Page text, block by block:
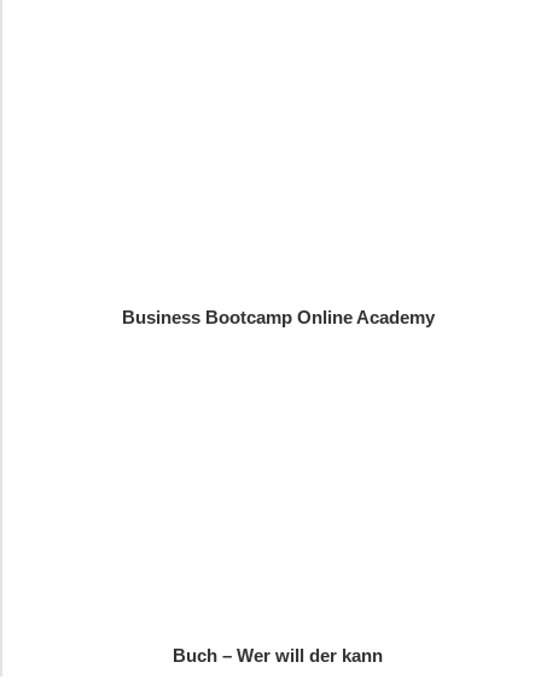
Business Bootcamp Online Academy
Buch – Wer will der kann